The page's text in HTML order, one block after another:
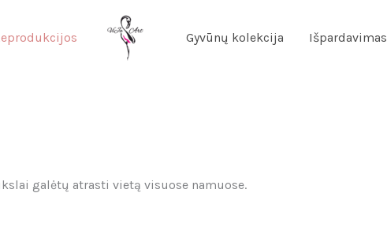
Gyvūnų kolekcija Išpardavimas
galėtų atrasti vietą visuose namuose.